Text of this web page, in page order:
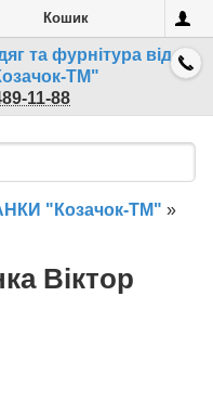
Кошик
11-88
"Козачок-ТМ" »
Віктор